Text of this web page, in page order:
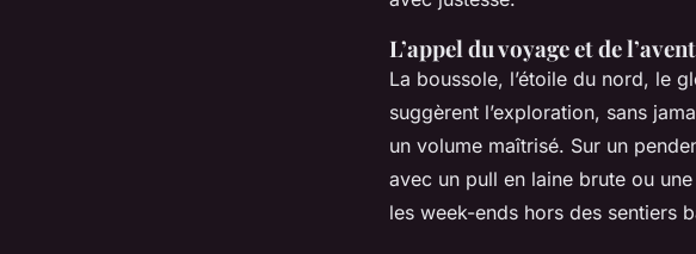
L’appel du voyage et de
La boussole, l’étoile du nord, le
suggèrent l’exploration, sans
un volume maîtrisé. Sur un
avec un pull en laine brute ou
les week-ends hors des sentiers